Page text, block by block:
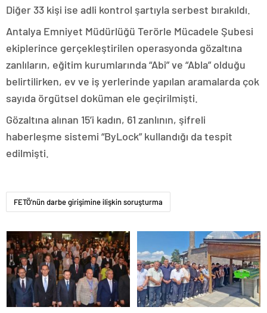
Diğer 33 kişi ise adli kontrol şartıyla serbest bırakıldı.
Antalya Emniyet Müdürlüğü Terörle Mücadele Şubesi
ekiplerince gerçekleştirilen operasyonda gözaltına
zanlıların, eğitim kurumlarında “Abi” ve “Abla” olduğu
belirtilirken, ev ve iş yerlerinde yapılan aramalarda çok
sayıda örgütsel doküman ele geçirilmişti.
Gözaltına alınan 15’i kadın, 61 zanlının, şifreli
haberleşme sistemi “ByLock” kullandığı da tespit
edilmişti.
FETÖ'nün darbe girişimine ilişkin soruşturma